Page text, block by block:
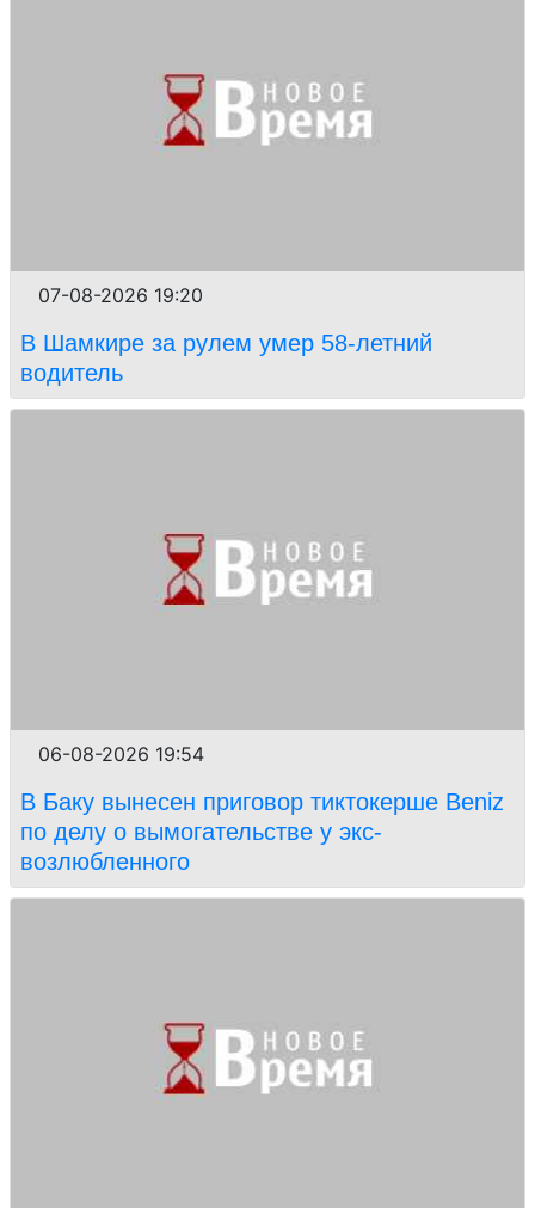
07-08-2026 19:20
В Шамкире за рулем умер 58-летний
водитель
06-08-2026 19:54
В Баку вынесен приговор тиктокерше Beniz
по делу о вымогательстве у экс-
возлюбленного